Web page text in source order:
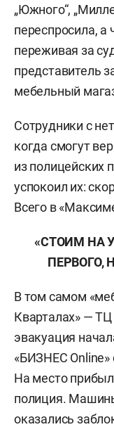
„Южного“,
переспросила, а
переживая за
представитель
мебельный
Сотрудники с
когда смогут
из полицейских
успокоил их:
Всего в
«СТОИМ НА
ПЕРВОГО,
В том самом
Кварталах» —
эвакуация
«БИЗНЕС Online»
На место
полиция.
оказались